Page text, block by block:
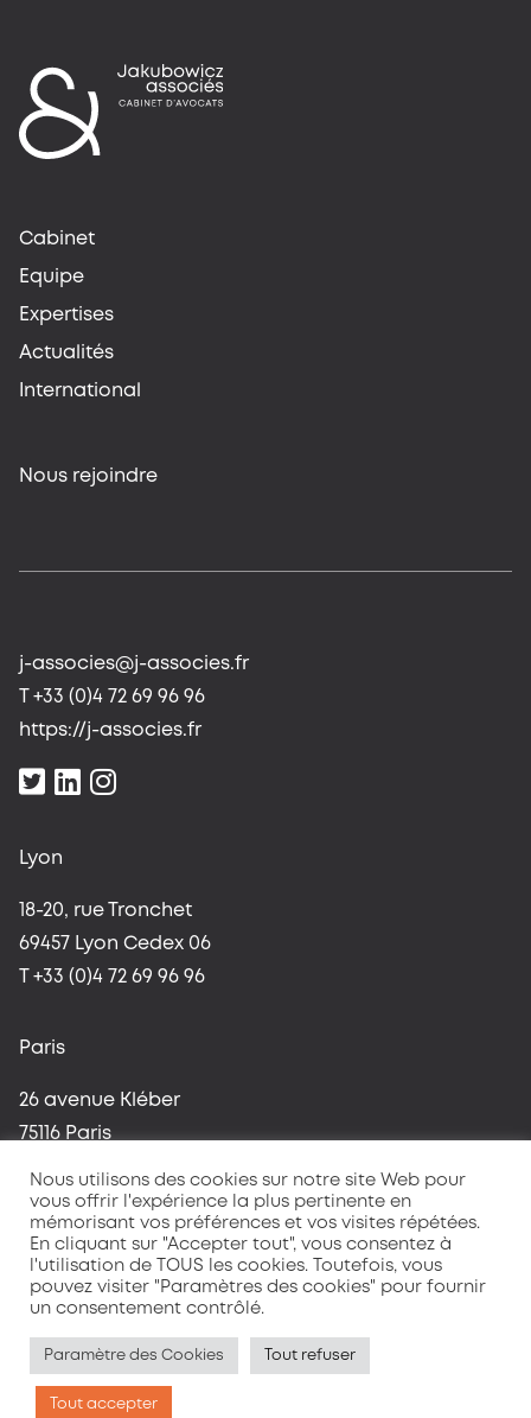
Cabinet
Equipe
Expertises
Actualités
International
Nous rejoindre
j-associes@j-associes.fr
T +33 (0)4 72 69 96 96
https://j-associes.fr
Lyon
18-20, rue Tronchet
69457 Lyon Cedex 06
T +33 (0)4 72 69 96 96
Paris
26 avenue Kléber
75116 Paris
Mentions légales
Politique de confidentialité
Nous utilisons des cookies sur notre site Web pour
vous offrir l'expérience la plus pertinente en
mémorisant vos préférences et vos visites répétées.
En cliquant sur "Accepter tout", vous consentez à
l'utilisation de TOUS les cookies. Toutefois, vous
pouvez visiter "Paramètres des cookies" pour fournir
un consentement contrôlé.
Paramètre des Cookies Tout refuser
Tout accepter